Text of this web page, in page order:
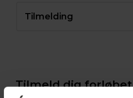
Tilmelding
Tilmeld dig forløbet